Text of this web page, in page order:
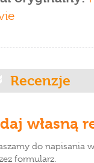
Recenzje
własną
do napisania
formularz.